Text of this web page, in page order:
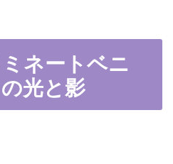
ネートベニ
光と影